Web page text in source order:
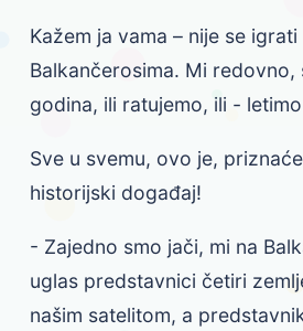
Kažem ja vama – nije se igrati
Balkančerosima. Mi redovno,
godina, ili ratujemo, ili -
Sve u svemu, ovo je,
historijski događaj!
- Zajedno smo jači, mi na
uglas predstavnici četiri
našim satelitom, a